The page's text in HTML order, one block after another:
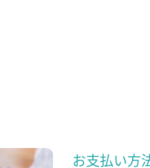
お支払い方